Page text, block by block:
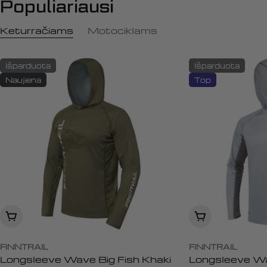
Populiariausi
Keturračiams Motociklams
Išparduota
Naujiena
Peržiūrėti
FINNTRAIL
Longsleeve Wave Big Fish Khaki
Išparduota
Top
Peržiūrėti
FINNTRAIL
Longsleeve